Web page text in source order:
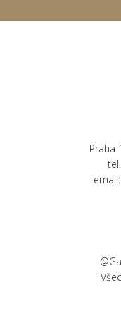
Praha
email: